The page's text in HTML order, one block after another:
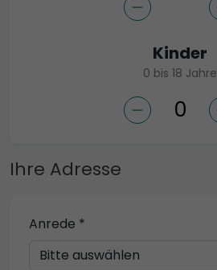
Kinder
0 bis 18 Jahre
Ihre Adresse
Anrede *